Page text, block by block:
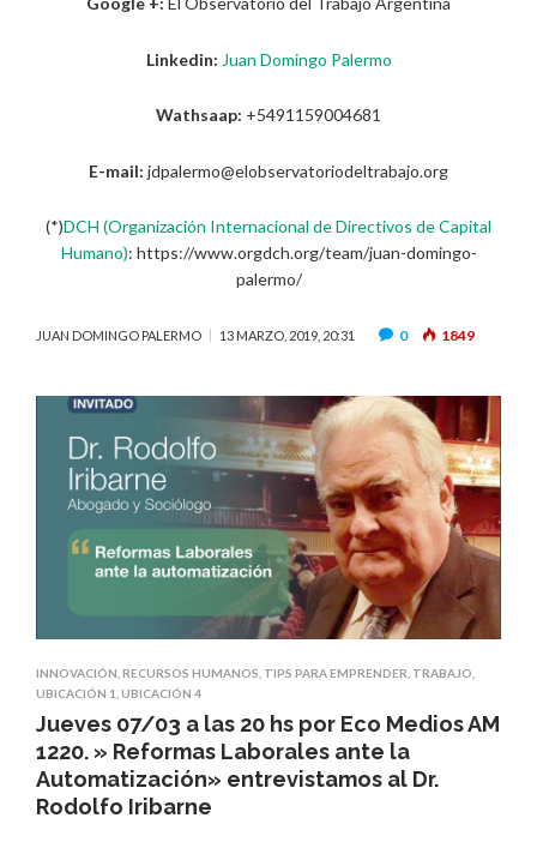
Linkedin: Juan Domingo Palermo
Wathsaap: +5491159004681
E-mail: jdpalermo@elobservatoriodeltrabajo.org
(*)DCH (Organización Internacional de Directivos de Capital
Humano): https://www.orgdch.org/team/juan-domingo-
palermo/
JUAN DOMINGO PALERMO 13 MARZO, 2019, 20:31 0 1849
INNOVACIÓN,RECURSOS HUMANOS, TIPS PARA EMPRENDER, TRABAJO,
UBICACIÓN 1,UBICACIÓN 4
Jueves 07/03 a las 20 hs por Eco Medios AM
1220. » Reformas Laborales ante la
Automatización» entrevistamos al Dr.
Rodolfo Iribarne